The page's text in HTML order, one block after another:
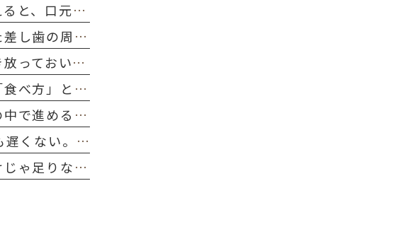
歯並びを整えると、口元のたるみ・ほうれい線は改善する？
以前、被せた差し歯の周りの歯ぐきが黒くなりました。どうしてですか？
その口の渇き放っておいていませんか？シニア世代に多い「ドライマウス」を防ぐ習慣
丈夫な歯は「食べ方」と「習慣」でつくられる｜今日から始める口腔ケア
タバコが口の中で進める"静かな破壊"──40代～50代が今すぐ知るべきこと
50代からでも遅くない。歯の寿命を延ばす、たった一つの習慣
歯ブラシだけじゃ足りない！ 歯間ブラシが大切な理由